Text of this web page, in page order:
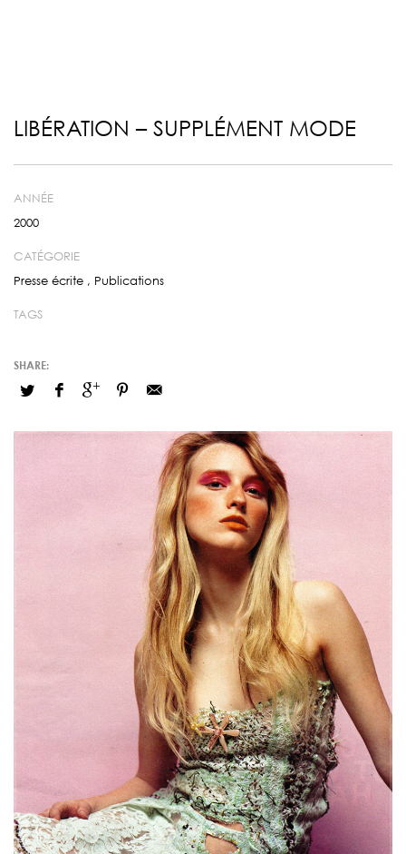
LIBÉRATION – SUPPLÉMENT MODE
ANNÉE
2000
CATÉGORIE
Presse écrite , Publications
TAGS